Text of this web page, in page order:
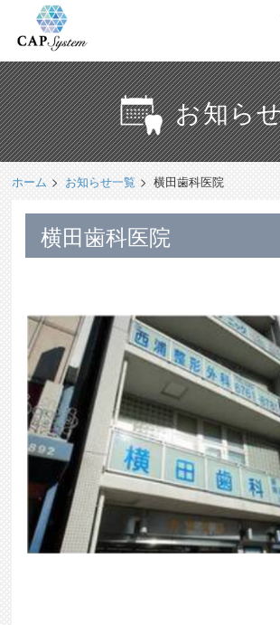
お知ら
ホーム お知らせ一覧 横田歯科医院
横田歯科医院